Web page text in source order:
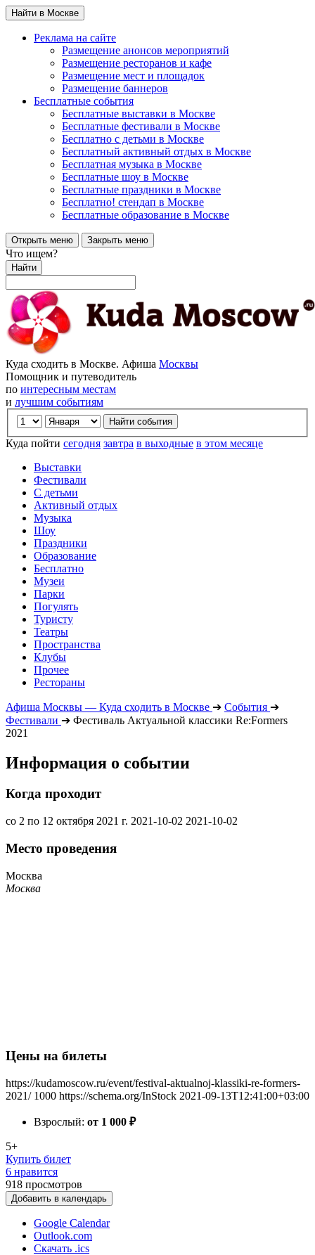
Найти в Москве
Реклама на сайте
Размещение анонсов мероприятий
Размещение ресторанов и кафе
Размещение мест и площадок
Размещение баннеров
Бесплатные события
Бесплатные выставки в Москве
Бесплатные фестивали в Москве
Бесплатно с детьми в Москве
Бесплатный активный отдых в Москве
Бесплатная музыка в Москве
Бесплатные шоу в Москве
Бесплатные праздники в Москве
Бесплатно! стендап в Москве
Бесплатные образование в Москве
Открыть меню Закрыть меню
Что ищем?
Найти
Куда сходить в Москве. Афиша Москвы
Помощник и путеводитель
по интересным местам
и лучшим событиям
Куда пойти сегодня завтра в выходные в этом месяце
Выставки
Фестивали
С детьми
Активный отдых
Музыка
Шоу
Праздники
Образование
Бесплатно
Музеи
Парки
Погулять
Туристу
Театры
Пространства
Клубы
Прочее
Рестораны
Афиша Москвы — Куда сходить в Москве ➔ События ➔
Фестивали ➔ Фестиваль Актуальной классики Re:Formers
2021
Информация о событии
Когда проходит
со 2 по 12 октября 2021 г. 2021-10-02 2021-10-02
Место проведения
Москва
Москва
Цены на билеты
https://kudamoscow.ru/event/festival-aktualnoj-klassiki-re-formers-
2021/ 1000 https://schema.org/InStock 2021-09-13T12:41:00+03:00
Взрослый: от 1 000 ₽
5+
Купить билет
6 нравится
918 просмотров
Добавить в календарь
Google Calendar
Outlook.com
Скачать .ics